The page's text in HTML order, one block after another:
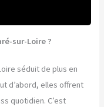
sur-Loire ?
séduit de plus en
d’abord, elles offrent
quotidien. C’est